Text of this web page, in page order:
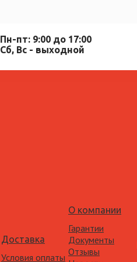
Пн-пт: 9:00 до 17:00
Cб, Вс - выходной
Доставка
Условия оплаты
О компании
Гарантии
Документы
Отзывы